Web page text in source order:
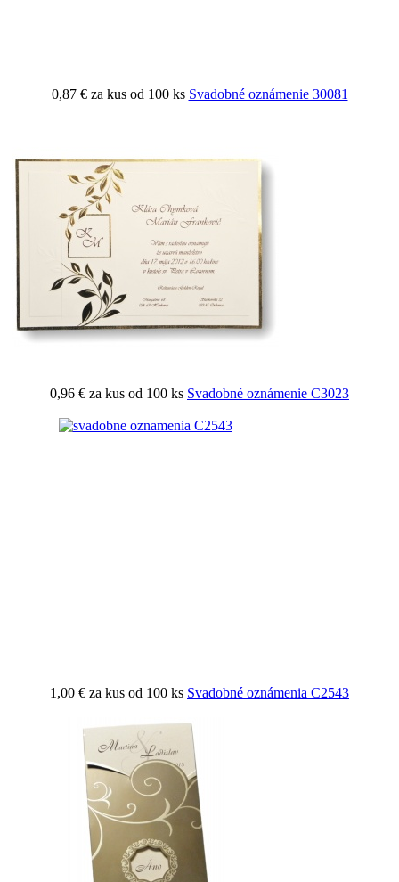
0,87 € za kus od 100 ks Svadobné oznámenie 30081
0,96 € za kus od 100 ks Svadobné oznámenie C3023
1,00 € za kus od 100 ks Svadobné oznámenia C2543